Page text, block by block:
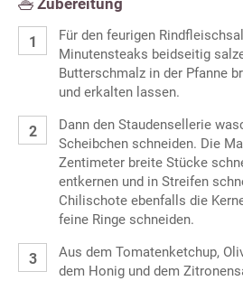
Zubereitung
Für den feurigen
Minutensteaks beidseitig
Butterschmalz in der Pfanne
und erkalten lassen.
Dann den Staudensellerie
Scheibchen schneiden. Die
Zentimeter breite Stücke
entkernen und in Streifen
Chilischote ebenfalls die
feine Ringe schneiden.
Aus dem Tomatenketchup,
dem Honig und dem